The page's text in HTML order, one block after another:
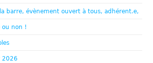
barre, évènement ouvert à tous, adhérent.e,
non !
2026